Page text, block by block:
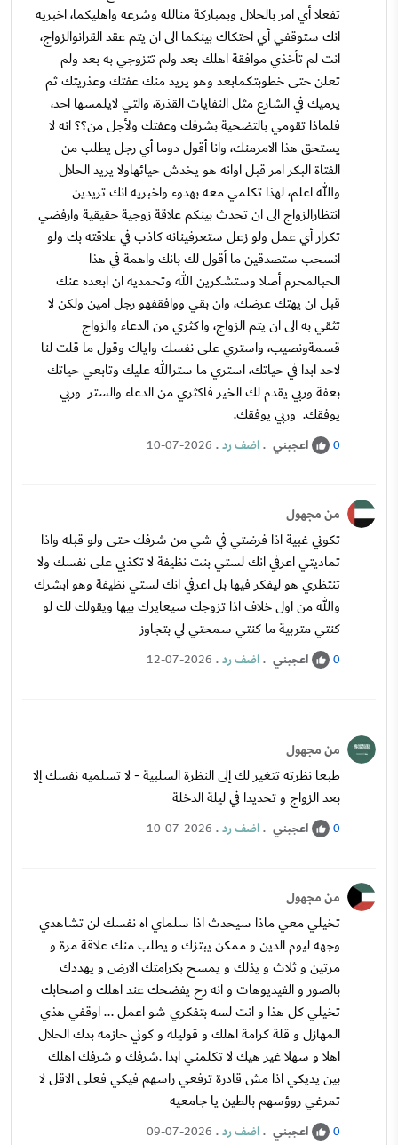
تفعلا أي امر بالحلال وبمباركة منالله وشرعه واهليكما، اخبريه
انك ستوقفي أي احتكاك بينكما الى ان يتم عقد القرانوالزواج،
انت لم تأخذي موافقة اهلك بعد ولم تتزوجي به بعد ولم
تعلن حتى خطوبتكمابعد وهو يريد منك عفتك وعذريتك ثم
يرميك في الشارع مثل النفايات القذرة، والتي لايلمسها احد،
فلماذا تقومي بالتضحية بشرفك وعفتك ولأجل من؟؟ انه لا
يستحق هذا الامرمنك، وانا أقول دوما أي رجل يطلب من
الفتاة البكر امر قبل اوانه هو يخدش حيائهاولا يريد الحلال
والله اعلم، لهذا تكلمي معه بهدوء واخبريه انك تريدين
انتظارالزواج الى ان تحدث بينكم علاقة زوجية حقيقية وارفضي
تكرار أي عمل ولو زعل ستعرفينانه كاذب في علاقته بك ولو
انسحب ستصدقين ما أقول لك بانك واهمة في هذا
الحبالمحرم أصلا وستشكرين الله وتحمديه ان ابعده عنك
قبل ان يهتك عرضك، وان بقي ووافقفهو رجل امين ولكن لا
تثقي به الى ان يتم الزواج، واكثري من الدعاء والزواج
قسمةونصيب، واستري على نفسك واياك وقول ما قلت لنا
لاحد ابدا في حياتك، استري ما سترالله عليك وتابعي حياتك
بعفة وربي يقدم لك الخير فاكثري من الدعاء والستر وربي
يوفقك. وربي يوفقك.
0 اعجبني .اضف رد.
10-07-2026
من مجهول
تكوني غبية اذا فرضتي في شي من شرفك حتى ولو قبله واذا
تماديتي اعرفي انك لستي بنت نظيفة لا تكذبي على نفسك ولا
تنتظري هو ليفكر فيها بل اعرفي انك لستي نظيفة وهو ابشرك
والله من اول خلاف اذا تزوجك سيعايرك بيها ويقولك لك لو
كنتي متربية ما كنتي سمحتي لي بتجاوز
0 اعجبني .اضف رد.
12-07-2026
من مجهول
طبعا نظرته تتغير لك إلى النظرة السلبية - لا تسلميه نفسك إلا
بعد الزواج و تحديدا في ليلة الدخلة
0 اعجبني .اضف رد.
10-07-2026
من مجهول
تخيلي معي ماذا سيحدث اذا سلماي اه نفسك لن تشاهدي
وجهه ليوم الدين و ممكن يبتزك و يطلب منك علاقة مرة و
مرتين و ثلاث و يذلك و يمسح بكرامتك الارض و يهددك
بالصور و الفيديوهات و انه رح يفضحك عند اهلك و اصحابك
تخيلي كل هذا و انت لسه بتفكري شو اعمل ... اوقفي هذي
المهازل و قلة كرامة اهلك و قوليله و كوني حازمه بدك الحلال
اهلا و سهلا غير هيك لا تكلمني ابدا .شرفك و شرفك اهلك
بين يديكي اذا مش قادرة ترفعي راسهم فيكي فعلى الاقل لا
تمرغي روؤسهم بالطين يا جامعيه
0 اعجبني .اضف رد.
09-07-2026